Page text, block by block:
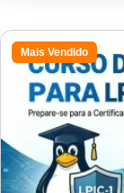
Mais Vendido